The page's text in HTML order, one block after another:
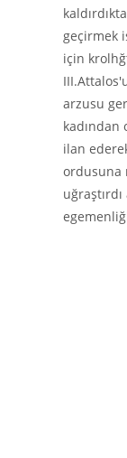
geçirmek
için
arzusu
ilan
ordusuna